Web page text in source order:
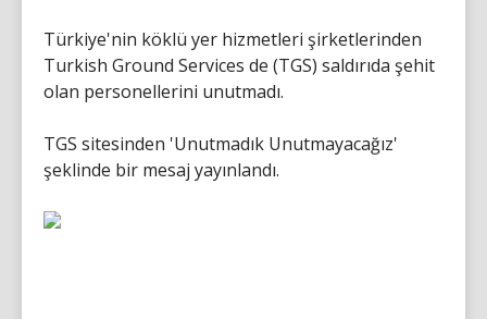
Türkiye'nin köklü yer hizmetleri şirketlerinden
Turkish Ground Services de (TGS) saldırıda şehit
olan personellerini unutmadı.
TGS sitesinden 'Unutmadık Unutmayacağız'
şeklinde bir mesaj yayınlandı.